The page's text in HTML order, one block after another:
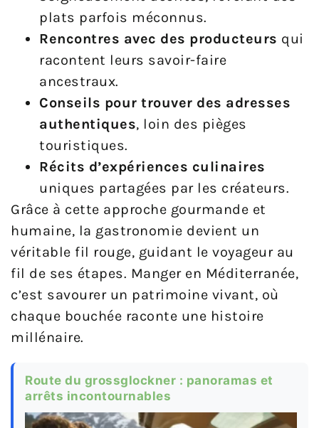
plats parfois méconnus.
Rencontres avec des producteurs qui
racontent leurs savoir-faire
ancestraux.
Conseils pour trouver des adresses
authentiques, loin des pièges
touristiques.
Récits d’expériences culinaires
uniques partagées par les créateurs.
Grâce à cette approche gourmande et
humaine, la gastronomie devient un
véritable fil rouge, guidant le voyageur au
fil de ses étapes. Manger en Méditerranée,
c’est savourer un patrimoine vivant, où
chaque bouchée raconte une histoire
millénaire.
Route du grossglockner : panoramas et
arrêts incontournables